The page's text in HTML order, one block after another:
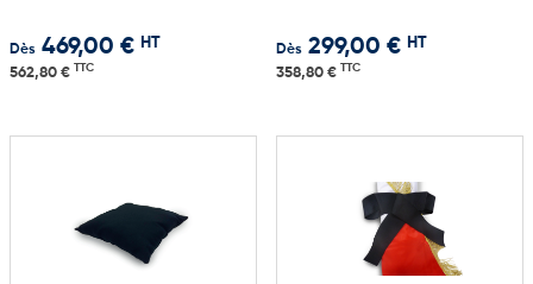
Dès 469,00 € HT
562,80 € TTC
Dès 299,00 € HT
358,80 € TTC